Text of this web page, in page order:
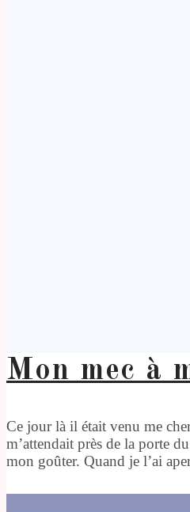
Mon mec à
Ce jour là il était venu me
m’attendait près de la porte
mon goûter. Quand je l’ai